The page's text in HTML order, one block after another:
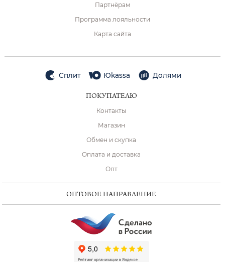
Партнёрам
Программа лояльности
Карта сайта
Сплит Юkassa Долями
ПОКУПАТЕЛЮ
Контакты
Магазин
Обмен и скупка
Оплата и доставка
Опт
ОПТОВОЕ НАПРАВЛЕНИЕ